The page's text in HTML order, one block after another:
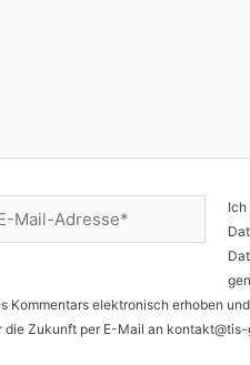
Kommentars elektronisch erhoben
Zukunft per E-Mail an